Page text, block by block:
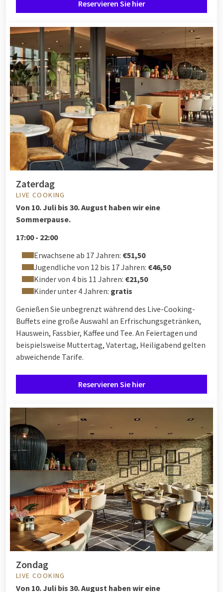
Reservieren Sie hier
Zaterdag
LIVE COOKING
Von 10. Juli bis 30. August haben wir eine
Sommerpause.
17:00 - 22:00
Erwachsene ab 17 Jahren: €51,50
Jugendliche von 12 bis 17 Jahren: €46,50
Kinder von 4 bis 11 Jahren: €21,50
Kinder unter 4 Jahren: gratis
Genießen Sie unbegrenzt während des Live-Cooking-
Buffets eine große Auswahl an Erfrischungsgetränken,
Hauswein, Fassbier, Kaffee und Tee. An Feiertagen und
beispielsweise Muttertag, Vatertag, Heiligabend gelten
abweichende Tarife.
Reservieren Sie hier
Zondag
LIVE COOKING
Von 10. Juli bis 30. August haben wir eine